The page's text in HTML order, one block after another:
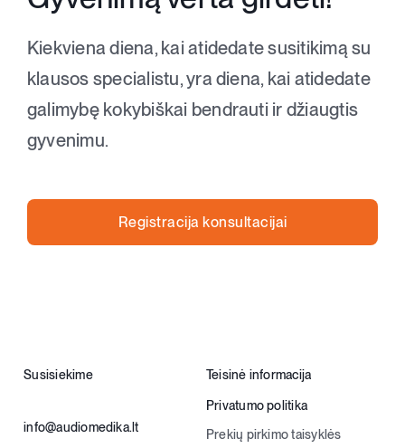
Kiekviena diena, kai atidedate susitikimą su
klausos specialistu, yra diena, kai atidedate
galimybę kokybiškai bendrauti ir džiaugtis
gyvenimu.
Registracija konsultacijai
Susisiekime
info@audiomedika.lt
Teisinė informacija
Privatumo politika
Prekių pirkimo taisyklės